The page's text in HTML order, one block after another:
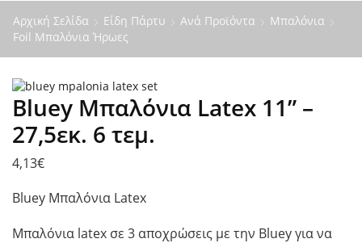
Αρχική Σελίδα Είδη Πάρτυ Ανά Προϊόντα
Μπαλόνια
Foil Μπαλόνια Ήρωες
Bluey Μπαλόνια Latex 11” –
27,5εκ. 6 τεμ.
4,13€
Bluey Μπαλόνια Latex
Μπαλόνια latex σε 3 αποχρώσεις με την Bluey για να